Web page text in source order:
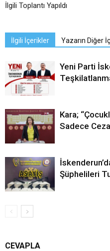
İlgili Toplantı Yapıldı
İlgili İçerikler Yazarın Diğer
Yeni Parti
Kara;
Sadece
Şüphelileri
CEVAPLA